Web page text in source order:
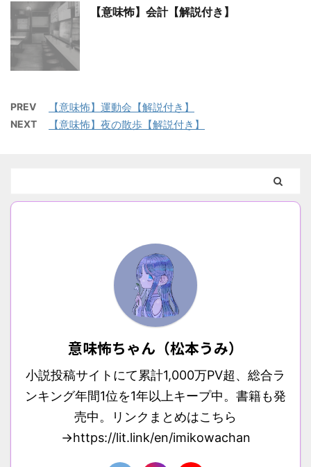
【意味怖】会計【解説付き】
PREV 【意味怖】運動会【解説付き】
NEXT 【意味怖】夜の散歩【解説付き】
意味怖ちゃん（松本うみ）
小説投稿サイトにて累計1,000万PV超、総合ラ
ンキング年間1位を1年以上キープ中。書籍も発
売中。リンクまとめはこちら
→https://lit.link/en/imikowachan